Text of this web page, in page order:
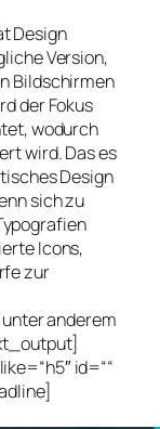
Design
Version,
Bildschirmen
der Fokus
wodurch
wird. Das es
Design
sich zu
Icons,
zur
anderem
id=““